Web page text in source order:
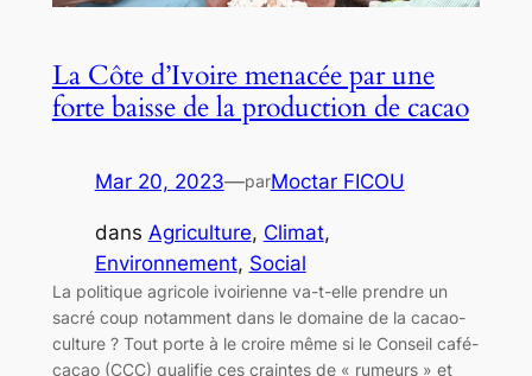
La Côte d’Ivoire menacée par une
forte baisse de la production de cacao
Mar 20, 2023—parMoctar FICOU
dans Agriculture, Climat
Environnement, Social
La politique agricole ivoirienne va-t-elle prendre un
sacré coup notamment dans le domaine de la cacao-
culture ? Tout porte à le croire même si le Conseil café-
cacao (CCC) qualifie ces craintes de « rumeurs » et